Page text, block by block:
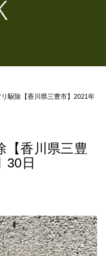
駆除【香川県三豊市】2021年
【香川県三豊
30日